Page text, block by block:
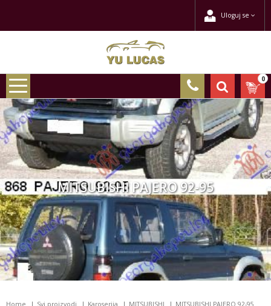
Uloguj se
0
MITSUBISHI PAJERO 92-95
Home Svi proizvodi Karoserija MITSUBISHI MITSUBISHI PAJERO 92-95